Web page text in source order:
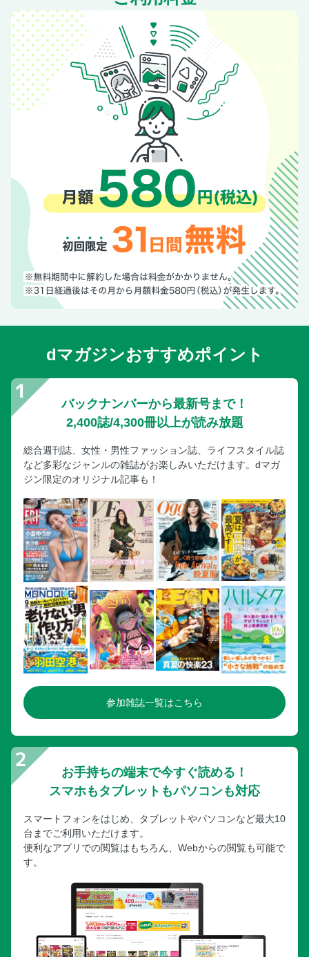
dマガジンおすすめポイント
バックナンバーから最新号まで！
2,400誌/4,300冊以上が読み放題
総合週刊誌、女性・男性ファッション誌、ライフスタイル誌
など多彩なジャンルの雑誌がお楽しみいただけます。dマガ
ジン限定のオリジナル記事も！
参加雑誌一覧はこちら
お手持ちの端末で今すぐ読める！
スマホもタブレットもパソコンも対応
スマートフォンをはじめ、タブレットやパソコンなど最大10
台までご利用いただけます。
便利なアプリでの閲覧はもちろん、Webからの閲覧も可能で
す。